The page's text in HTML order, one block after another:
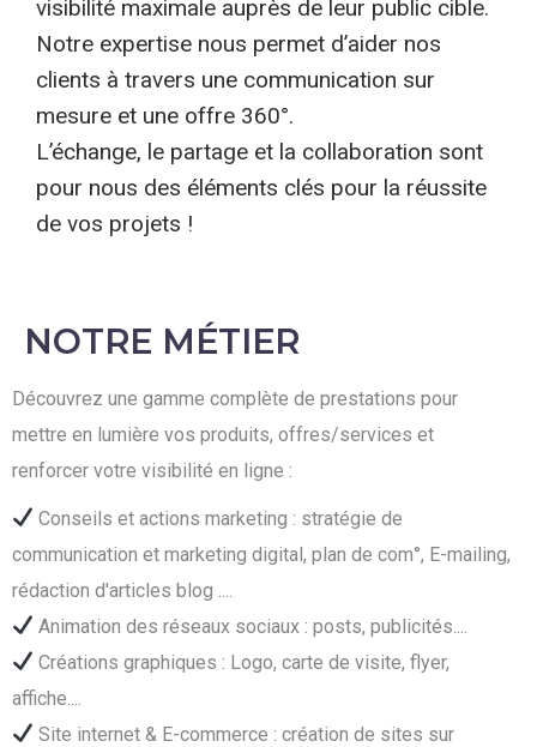
visibilité maximale auprès de leur public cible.
Notre expertise nous permet d’aider nos
clients à travers une communication sur
mesure et une offre 360°.
L’échange, le partage et la collaboration sont
pour nous des éléments clés pour la réussite
de vos projets !
NOTRE MÉTIER
Découvrez une gamme complète de prestations pour
mettre en lumière vos produits, offres/services et
renforcer votre visibilité en ligne :
Conseils et actions marketing : stratégie de
communication et marketing digital, plan de com°, E-mailing,
rédaction d'articles blog ....
Animation des réseaux sociaux : posts, publicités....
Créations graphiques : Logo, carte de visite, flyer,
affiche....
Site internet & E-commerce : création de sites sur